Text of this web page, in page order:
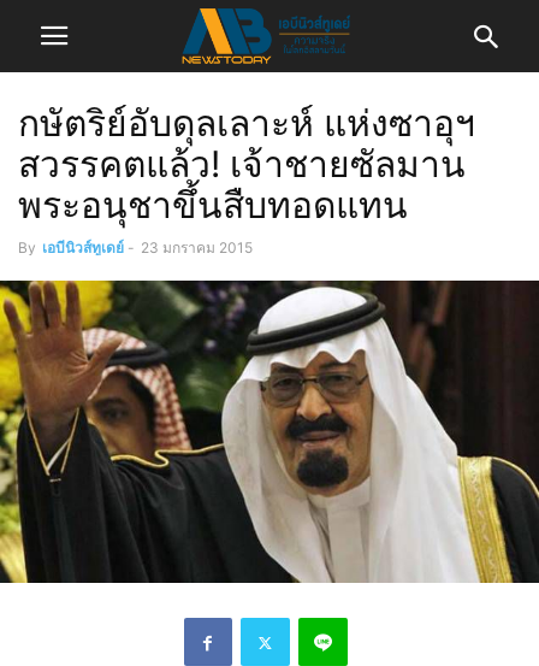
กษัตริย์อับดุลเลาะห์ แห่งซาอุฯ
สวรรคตแล้ว! เจ้าชายซัลมาน
พระอนุชาขึ้นสืบทอดแทน
By เอบีนิวส์ทูเดย์ - 23 มกราคม 2015